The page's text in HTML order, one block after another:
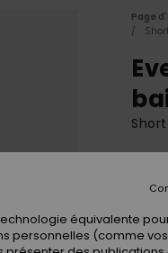
Page
équivalente
personnelles (comme